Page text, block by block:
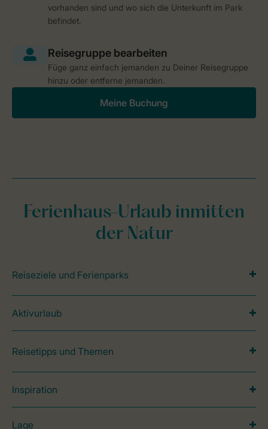
vorhanden sind und wo sich die Unterkunft im Park
befindet.
Füge ganz einfach jemanden zu Deiner Reisegruppe
hinzu oder entferne jemanden.
Meine Buchung
Ferienhaus-Urlaub inmitten
der Natur
Reiseziele und Ferienparks
Aktivurlaub
Reisetipps und Themen
Inspiration
Lage